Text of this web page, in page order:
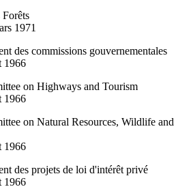
Forêts
1971
des commissions gouvernementales
1966
on Highways and Tourism
1966
on Natural Resources, Wildlife and
1966
des projets de loi d'intérêt privé
1966